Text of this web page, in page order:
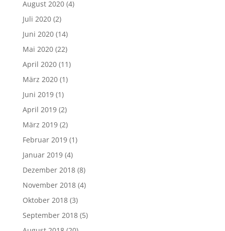
August 2020(4)
Juli 2020(2)
Juni 2020(14)
Mai 2020(22)
April 2020(11)
März 2020(1)
Juni 2019(1)
April 2019(2)
März 2019(2)
Februar 2019(1)
Januar 2019(4)
Dezember 2018(8)
November 2018(4)
Oktober 2018(3)
September 2018(5)